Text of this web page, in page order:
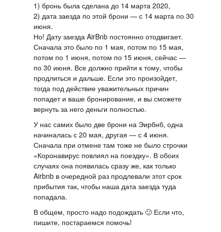
1) бронь была сделана до 14 марта 2020,
2) дата заезда по этой брони — с 14 марта по 30
июня.
Но! Дату заезда AirBnb постоянно отодвигает.
Сначала это было по 1 мая, потом по 15 мая,
потом по 1 июня, потом по 15 июня, сейчас —
по 30 июня. Все должно прийти к тому, чтобы
продлиться и дальше. Если это произойдет,
тогда под действие уважительных причин
попадет и ваше бронирование, и вы сможете
вернуть за него деньги полностью.
У нас самих было две брони на Эирбнб, одна
начиналась с 20 мая, другая — с 4 июня.
Сначала при отмене там тоже не было строчки
«Коронавирус повлиял на поездку». В обоих
случаях она появилась сразу же, как только
Airbnb в очередной раз продлевали этот срок
прибытия так, чтобы наша дата заезда туда
попадала.
В общем, просто надо подождать 🙂 Если что,
пишите, постараемся помочь!